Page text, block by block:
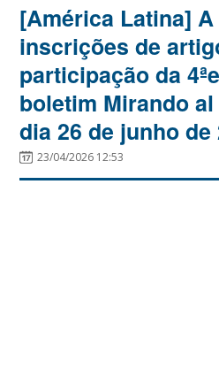
[América Latina] A
inscrições de
participação da
boletim Mirando
dia 26 de junho de
23/04/2026 12:53